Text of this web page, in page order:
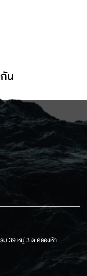
น
ม 39 หมู่ 3 ต.คลองห้า